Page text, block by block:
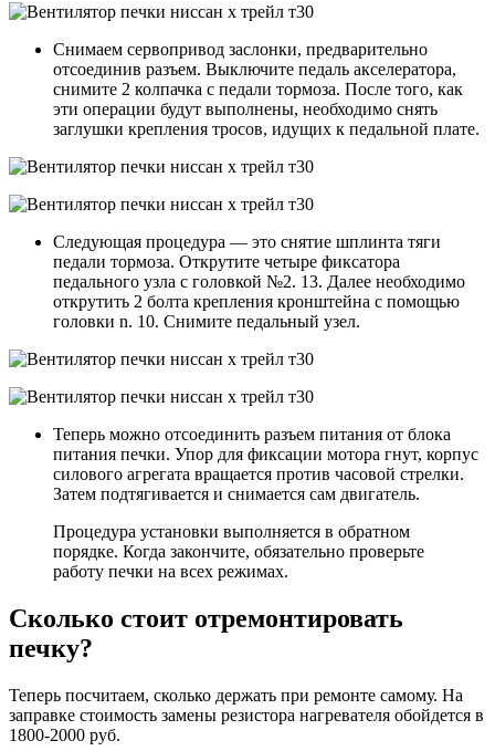
Снимаем сервопривод заслонки, предварительно
отсоединив разъем. Выключите педаль акселератора,
снимите 2 колпачка с педали тормоза. После того, как
эти операции будут выполнены, необходимо снять
заглушки крепления тросов, идущих к педальной плате.
Следующая процедура — это снятие шплинта тяги
педали тормоза. Открутите четыре фиксатора
педального узла с головкой №2. 13. Далее необходимо
открутить 2 болта крепления кронштейна с помощью
головки n. 10. Снимите педальный узел.
Теперь можно отсоединить разъем питания от блока
питания печки. Упор для фиксации мотора гнут, корпус
силового агрегата вращается против часовой стрелки.
Затем подтягивается и снимается сам двигатель.
Процедура установки выполняется в обратном
порядке. Когда закончите, обязательно проверьте
работу печки на всех режимах.
Сколько стоит отремонтировать
печку?
Теперь посчитаем, сколько держать при ремонте самому. На
заправке стоимость замены резистора нагревателя обойдется в
1800-2000 руб.